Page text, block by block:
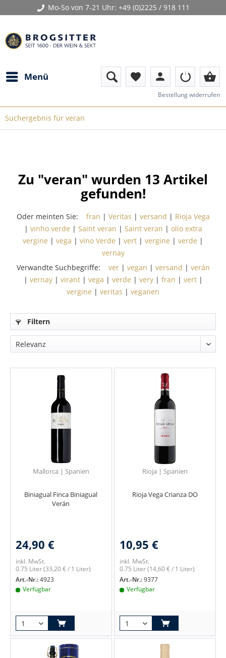
Mo-So von 7-21 Uhr: +49 (0)2225 / 918 111
Menü favorite person shopping_basket
Bestellung widerrufen
Suchergebnis für veran
Zu "veran" wurden 13 Artikel
gefunden!
Oder meinten Sie: fran | Veritas | versand | Rioja Vega
| vinho verde | Saint veran | Saint veran | olio extra
vergine | vega | vino Verde | vert | vergine | verde |
vernay
Verwandte Suchbegriffe:
ver| vegan | versand | verán
| vernay| virant| vega | verde | very| fran | vert|
vergine | veritas | veganen
Filtern
Mallorca | Spanien
Biniagual Finca Biniagual
Verán
24,90 €
inkl. MwSt.
0.75 Liter(33,20 € / 1 Liter)
Art.-Nr.:4923
Verfügbar
Rioja | Spanien
Rioja Vega Crianza DO
10,95 €
inkl. MwSt.
0.75 Liter(14,60 € / 1 Liter)
Art.-Nr.:9377
Verfügbar